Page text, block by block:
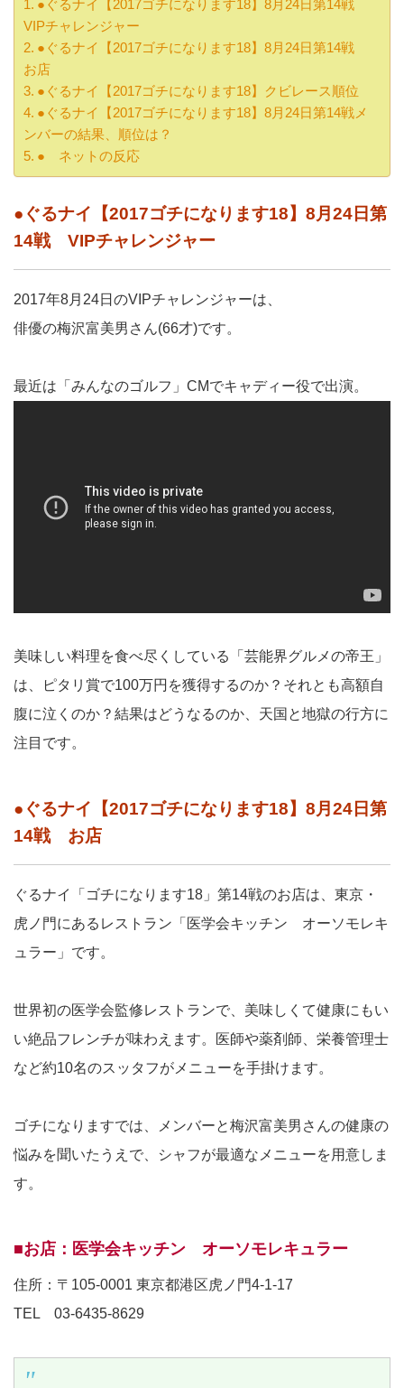
●ぐるナイ【2017ゴチになります18】8月24日第14戦
VIPチャレンジャー
●ぐるナイ【2017ゴチになります18】8月24日第14戦
お店
●ぐるナイ【2017ゴチになります18】クビレース順位
●ぐるナイ【2017ゴチになります18】8月24日第14戦メ
ンバーの結果、順位は？
● ネットの反応
●ぐるナイ【2017ゴチになります18】8月24日第
14戦 VIPチャレンジャー
2017年8月24日のVIPチャレンジャーは、
俳優の梅沢富美男さん(66才)です。
最近は「みんなのゴルフ」CMでキャディー役で出演。
美味しい料理を食べ尽くしている「芸能界グルメの帝王」
は、ピタリ賞で100万円を獲得するのか？それとも高額自
腹に泣くのか？結果はどうなるのか、天国と地獄の行方に
注目です。
●ぐるナイ【2017ゴチになります18】8月24日第
14戦 お店
ぐるナイ「ゴチになります18」第14戦のお店は、東京・
虎ノ門にあるレストラン「医学会キッチン オーソモレキ
ュラー」です。
世界初の医学会監修レストランで、美味しくて健康にもい
い絶品フレンチが味わえます。医師や薬剤師、栄養管理士
など約10名のスッタフがメニューを手掛けます。
ゴチになりますでは、メンバーと梅沢富美男さんの健康の
悩みを聞いたうえで、シャフが最適なメニューを用意しま
す。
■お店：医学会キッチン オーソモレキュラー
住所：〒105-0001 東京都港区虎ノ門4-1-17
TEL 03-6435-8629